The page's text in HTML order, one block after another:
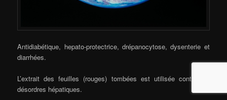
Antidiabétique, hepato-protectrice, drépanocytose, dysenterie et
diarrhées.
L’extrait des feuilles (rouges) tombées est utilisée contre les
désordres hépatiques.